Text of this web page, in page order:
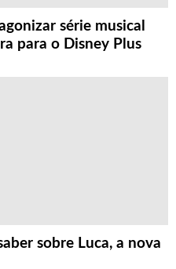
série musical
para o Disney Plus
sobre Luca, a nova